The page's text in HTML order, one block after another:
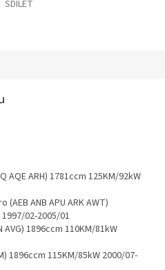
SDÍLET
AQE ARH) 1781ccm 125KM/92kW
(AEB ANB APU ARK AWT)
02-2005/01
AVG) 1896ccm 110KM/81kW
1896ccm 115KM/85kW 2000/07-